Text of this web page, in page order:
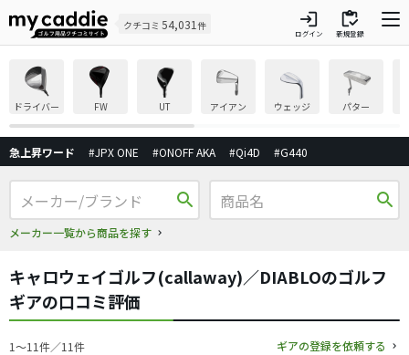
クチコミ 54,031 件 login
ログイン
inventory
新規登録
ドライバー FW UT アイアン ウェッジ パター
急上昇ワード #JPX ONE #ONOFF AKA #Qi4D #G440
search
メーカー一覧から商品を探す
search
キャロウェイゴルフ(callaway)／DIABLOのゴルフ
ギアの口コミ評価
1〜11件／11件 ギアの登録を依頼する